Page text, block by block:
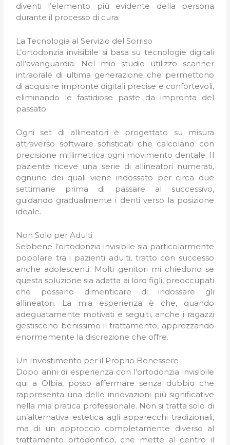
diventi l’elemento più evidente della persona
durante il processo di cura.
La Tecnologia al Servizio del Sorriso
L’ortodonzia invisibile si basa su tecnologie digitali
all’avanguardia. Nel mio studio utilizzo scanner
intraorale di ultima generazione che permettono
di acquisire impronte digitali precise e confortevoli,
eliminando le fastidiose paste da impronta del
passato.
Ogni set di allineatori è progettato su misura
attraverso software sofisticati che calcolano con
precisione millimetrica ogni movimento dentale. Il
paziente riceve una serie di allineatori numerati,
ognuno dei quali viene indossato per circa due
settimane prima di passare al successivo,
guidando gradualmente i denti verso la posizione
ideale.
Non Solo per Adulti
Sebbene l’ortodonzia invisibile sia particolarmente
popolare tra i pazienti adulti, tratto con successo
anche adolescenti. Molti genitori mi chiedono se
questa soluzione sia adatta ai loro figli, preoccupati
che possano dimenticare di indossare gli
allineatori. La mia esperienza è che, quando
adeguatamente motivati e seguiti, anche i ragazzi
gestiscono benissimo il trattamento, apprezzando
enormemente la discrezione che offre.
Un Investimento per il Proprio Benessere
Dopo anni di esperienza con l’ortodonzia invisibile
qui a Olbia, posso affermare senza dubbio che
rappresenta una delle innovazioni più significative
nella mia pratica professionale. Non si tratta solo di
un’alternativa estetica agli apparecchi tradizionali,
ma di un approccio completamente diverso al
trattamento ortodontico, che mette al centro il